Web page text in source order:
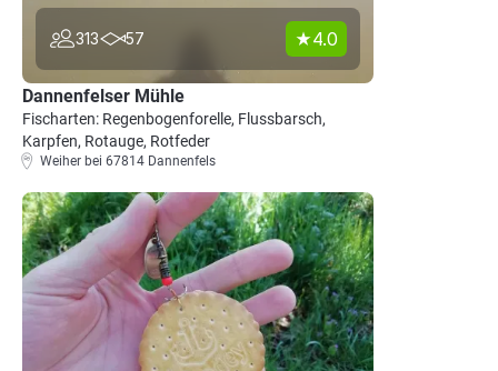
313 57 4.0
Dannenfelser Mühle
Fischarten: Regenbogenforelle, Flussbarsch,
Karpfen, Rotauge, Rotfeder
Weiher bei 67814 Dannenfels